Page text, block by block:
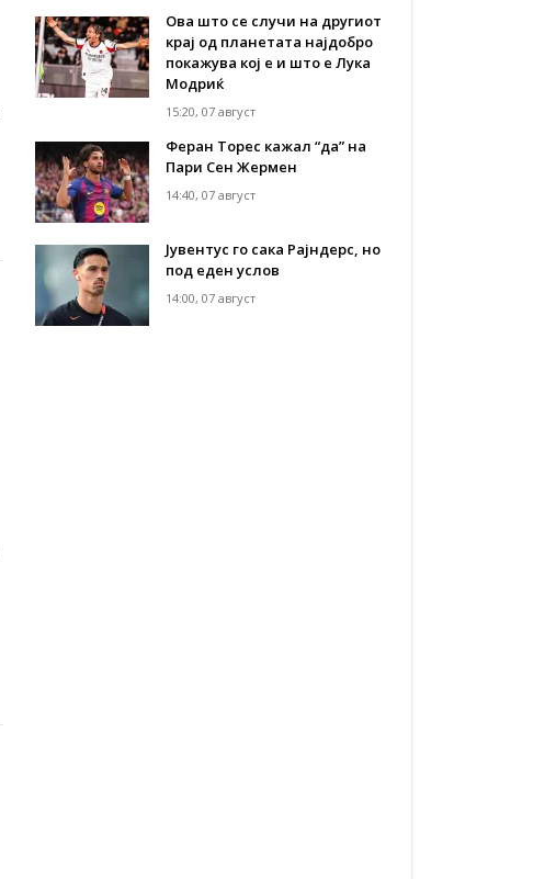
Ова што се случи на другиот
крај од планетата најдобро
покажува кој е и што е Лука
Модриќ
15:20, 07 август
Феран Торес кажал “да” на
Пари Сен Жермен
14:40, 07 август
Јувентус го сака Рајндерс, но
под еден услов
14:00, 07 август